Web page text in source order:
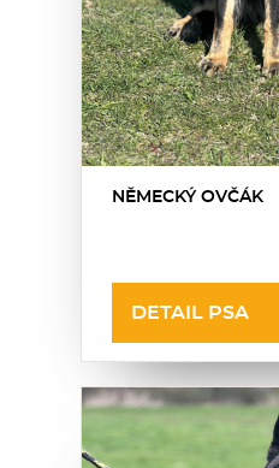
NĚMECKÝ OVČÁK
DETAIL PSA